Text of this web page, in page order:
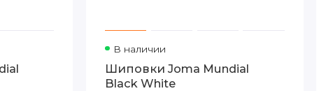
В наличии
Шиповки Joma Mundial
Black White